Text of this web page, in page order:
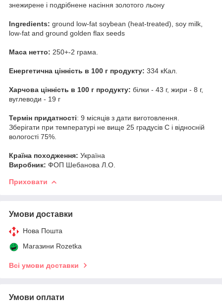
знежирене і подрібнене насіння золотого льону
Ingredients: ground low-fat soybean (heat-treated), soy milk,
low-fat and ground golden flax seeds
Маса нетто: 250+-2 грама.
Енергетична цiннiсть в 100 г продукту: 334 кКал.
Харчова цінність в 100 г продукту: бiлки - 43 г, жири - 8 г,
вуглеводи - 19 г
Термін придатності: 9 місяців з дати виготовлення.
Зберігати при температурі не вище 25 градусів С і відносній
вологості 75%.
Країна походження: Україна
Виробник: ФОП Шебанова Л.О.
Приховати
Умови доставки
Нова Пошта
Магазини Rozetka
Всі умови доставки
Умови оплати